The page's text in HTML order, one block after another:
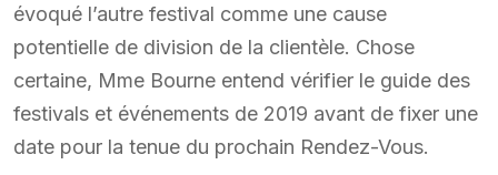
évoqué l’autre festival comme une cause
potentielle de division de la clientèle. Chose
certaine, Mme Bourne entend vérifier le guide des
festivals et événements de 2019 avant de fixer une
date pour la tenue du prochain Rendez-Vous.